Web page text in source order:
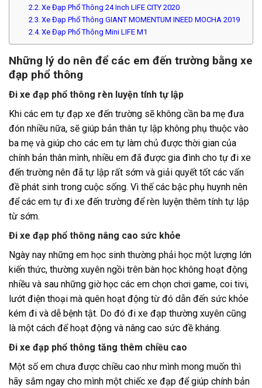
Xe Đạp Phổ Thông 24 Inch LIFE CITY 2020
Xe Đạp Phổ Thông GIANT MOMENTUM INEED MOCHA 2019
Xe Đạp Phổ Thông Mini LIFE M1
Những lý do nên để các em đến trường bằng xe
đạp phổ thông
Đi xe đạp phổ thông rèn luyện tính tự lập
Khi các em tự đạp xe đến trường sẽ không cần ba mẹ đưa
đón nhiều nữa, sẽ giúp bản thân tự lập không phụ thuộc vào
ba mẹ và giúp cho các em tự làm chủ được thời gian của
chính bản thân mình, nhiều em đã được gia đình cho tự đi xe
đến trường nên đã tự lập rất sớm và giải quyết tốt các vấn
đề phát sinh trong cuộc sống. Vì thế các bậc phụ huynh nên
để các em tự đi xe đến trường để rèn luyện thêm tính tự lập
từ sớm.
Đi xe đạp phổ thông nâng cao sức khỏe
Ngày nay những em học sinh thường phải học một lượng lớn
kiến thức, thường xuyên ngồi trên bàn học không hoạt động
nhiều và sau những giờ học các em chọn chơi game, coi tivi,
lướt điện thoại mà quên hoạt động từ đó dẫn đến sức khỏe
kém đi và dễ bệnh tật. Do đó đi xe đạp thường xuyên cũng
là một cách để hoạt động và nâng cao sức đề kháng.
Đi xe đạp phổ thông tăng thêm chiều cao
Một số em chưa được chiều cao như mình mong muốn thì
hãy sắm ngay cho mình một chiếc xe đạp để giúp chính bản